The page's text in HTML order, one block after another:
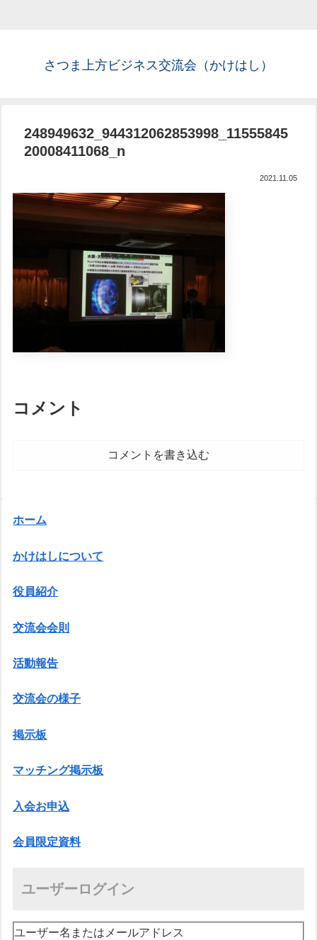
さつま上方ビジネス交流会（かけはし）
248949632_944312062853998_11555845
20008411068_n
2021.11.05
コメント
コメントを書き込む
ホーム
かけはしについて
役員紹介
交流会会則
活動報告
交流会の様子
掲示板
マッチング掲示板
入会お申込
会員限定資料
ユーザーログイン
ユーザー名またはメールアドレス